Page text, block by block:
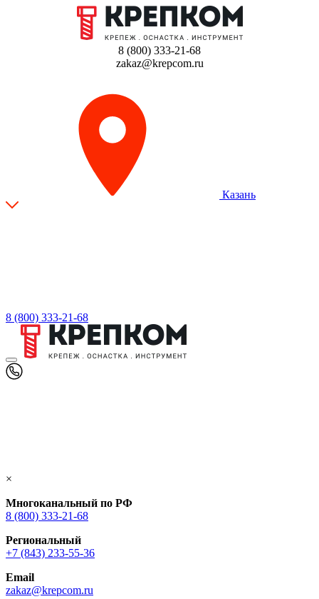
8 (800) 333-21-68
zakaz@krepcom.ru
Казань
8 (800) 333-21-68
×
Многоканальный по РФ
8 (800) 333‑21-68
Региональный
+7 (843) 233-55-36
Email
zakaz@krepcom.ru